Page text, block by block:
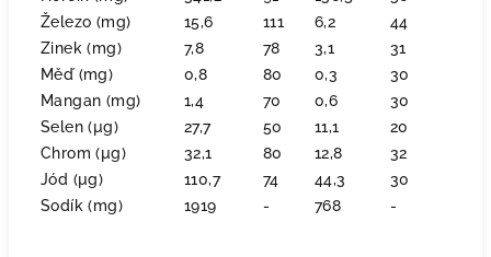
Železo (mg)
15,6 111 6,2
44
Zinek (mg)
7,8 78 3,1
31
Měď (mg)
0,8 80 0,3
30
Mangan (mg)
1,4 70 0,6
30
Selen (µg)
27,7 50 11,1
20
Chrom (µg)
32,1 80 12,8
32
Jód (µg)
110,7 74 44,3
30
Sodík (mg)
1919 - 768 -